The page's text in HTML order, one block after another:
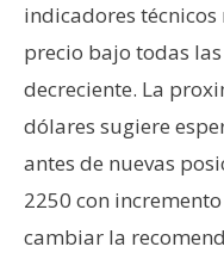
indicadores
precio bajo todas
decreciente. La
dólares sugiere
antes de nuevas
2250 con
cambiar la